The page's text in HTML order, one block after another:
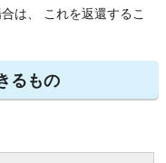
は、 これを返還するこ
るもの